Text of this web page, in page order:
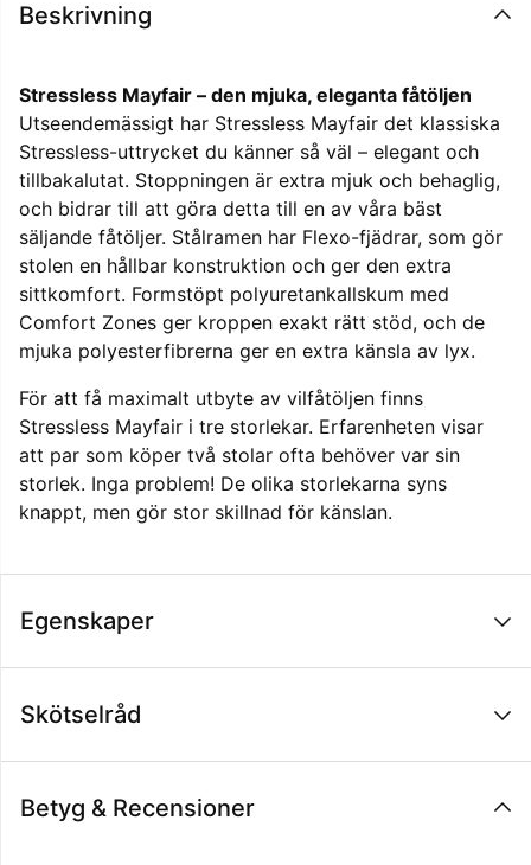
Beskrivning
Stressless Mayfair – den mjuka, eleganta fåtöljen
Utseendemässigt har Stressless Mayfair det klassiska
Stressless-uttrycket du känner så väl – elegant och
tillbakalutat. Stoppningen är extra mjuk och behaglig,
och bidrar till att göra detta till en av våra bäst
säljande fåtöljer. Stålramen har Flexo-fjädrar, som gör
stolen en hållbar konstruktion och ger den extra
sittkomfort. Formstöpt polyuretankallskum med
Comfort Zones ger kroppen exakt rätt stöd, och de
mjuka polyesterfibrerna ger en extra känsla av lyx.
För att få maximalt utbyte av vilfåtöljen finns
Stressless Mayfair i tre storlekar. Erfarenheten visar
att par som köper två stolar ofta behöver var sin
storlek. Inga problem! De olika storlekarna syns
knappt, men gör stor skillnad för känslan.
Egenskaper
Skötselråd
Betyg & Recensioner